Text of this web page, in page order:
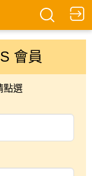
會員
點選